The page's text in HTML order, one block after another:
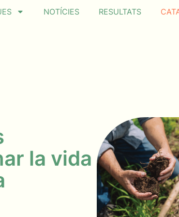
NOTÍCIES RESULTATS
la vida